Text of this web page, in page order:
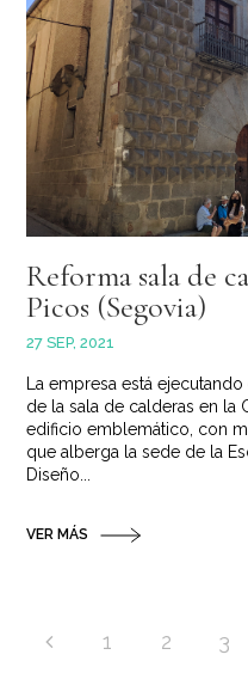
Reforma sala de
Picos (Segovia)
27 SEP, 2021
La empresa está
de la sala de calderas en la
edificio emblemático, con
que alberga la sede de la
Diseño...
VER MÁS
1 2 3